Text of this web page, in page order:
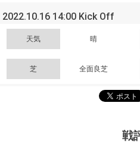
2022.10.16 14:00 Kick Off
天気 晴
芝 全面良芝
戦